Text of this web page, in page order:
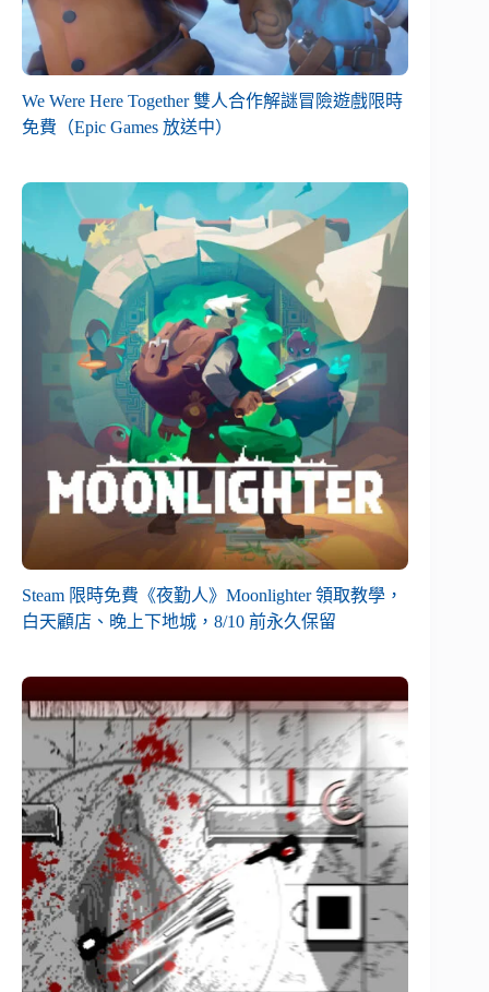
We Were Here Together 雙人合作解謎冒險遊戲限時
免費（Epic Games 放送中）
Steam 限時免費《夜勤人》Moonlighter 領取教學，
白天顧店、晚上下地城，8/10 前永久保留